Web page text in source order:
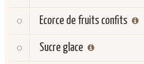
Ecorce de fruits confits
Sucre glace